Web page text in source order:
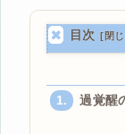
目次
過覚醒